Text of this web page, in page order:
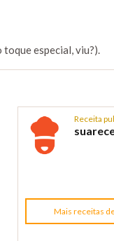
toque especial, viu?).
Receita
Mais receitas